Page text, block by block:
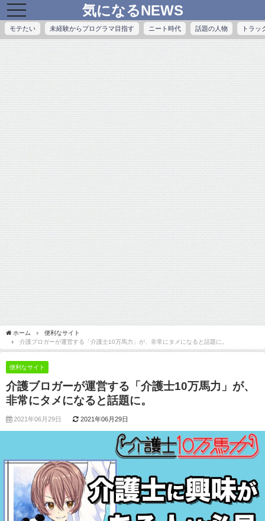
toggle
navigation
気になるNEWS
モテたい 未経験からプログラマ目指す ニート時代 話題の人物 トラッ
ホーム
便利なサイト
介護ブロガーが運営する「介護士10万馬力」が、非常にタメになると話題に。
便利なサイト
介護ブロガーが運営する「介護士10万馬力」が、
非常にタメになると話題に。
2021年06月29日 2021年06月29日